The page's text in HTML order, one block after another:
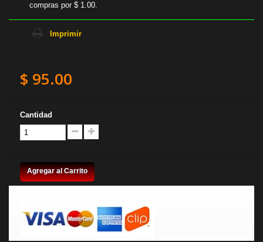
compras por $ 1.00.
Imprimir
$ 95.00
Cantidad
Agregar al Carrito